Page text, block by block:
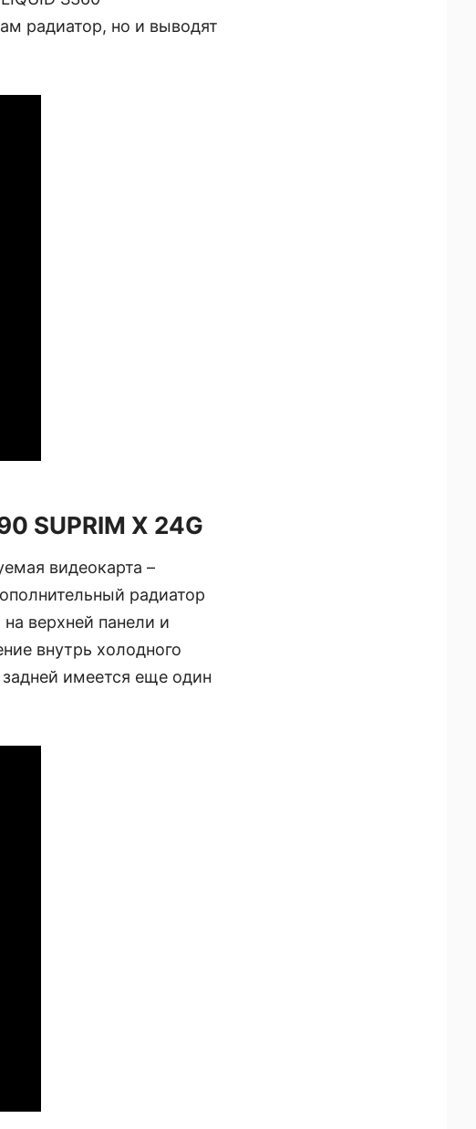
радиатор, но и выводят
SUPRIM X 24G
видеокарта –
радиатор
верхней панели и
внутрь холодного
задней имеется еще один